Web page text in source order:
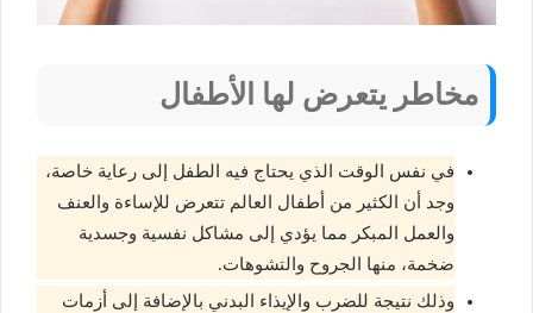
مخاطر يتعرض لها الأطفال
في نفس الوقت الذي يحتاج فيه الطفل إلى رعاية خاصة،
وجد أن الكثير من أطفال العالم تتعرض للإساءة والعنف
والعمل المبكر مما يؤدي إلى مشاكل نفسية وجسدية
ضخمة، منها الجروح والتشوهات.
وذلك نتيجة للضرب والإيذاء البدني بالإضافة إلى أزمات